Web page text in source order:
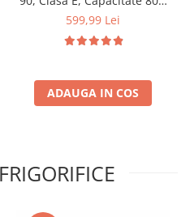
Iluminare interioara,
cm, Alb
599,99 Lei
ADAUGA IN COS